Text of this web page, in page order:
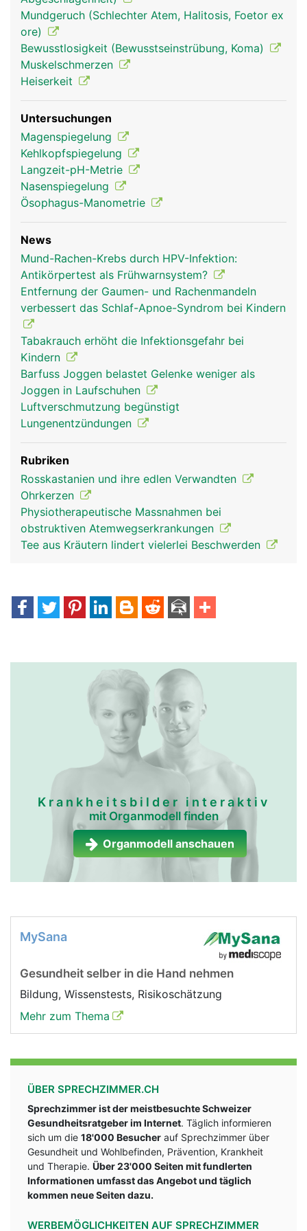
Mittelohr herstellt und für den Druckausgleich
beim Schlucken sorgt.
Rachen Frau
Rachen Mann
Mundgeruch (Schlechter Atem, Halitosis, Foetor ex
ore)
Bewusstlosigkeit (Bewusstseinstrübung, Koma)
Muskelschmerzen
Heiserkeit
Untersuchungen
Magenspiegelung
Kehlkopfspiegelung
Langzeit-pH-Metrie
Nasenspiegelung
Ösophagus-Manometrie
News
Mund-Rachen-Krebs durch HPV-Infektion:
Antikörpertest als Frühwarnsystem?
Entfernung der Gaumen- und Rachenmandeln
verbessert das Schlaf-Apnoe-Syndrom bei Kindern
Tabakrauch erhöht die Infektionsgefahr bei
Kindern
Barfuss Joggen belastet Gelenke weniger als
Joggen in Laufschuhen
Luftverschmutzung begünstigt
Lungenentzündungen
Rubriken
Rosskastanien und ihre edlen Verwandten
Ohrkerzen
Physiotherapeutische Massnahmen bei
obstruktiven Atemwegserkrankungen
Tee aus Kräutern lindert vielerlei Beschwerden
Krankheitsbilder interaktiv
mit Organmodell finden
Organmodell anschauen
MySana
Gesundheit selber in die Hand nehmen
Bildung, Wissenstests, Risikoschätzung
Mehr zum Thema
ÜBER SPRECHZIMMER.CH
Sprechzimmer ist der meistbesuchte Schweizer
Gesundheitsratgeber im Internet. Täglich informieren
sich um die 18'000 Besucher auf Sprechzimmer über
Gesundheit und Wohlbefinden, Prävention, Krankheit
und Therapie. Über 23'000 Seiten mit fundlerten
Informationen umfasst das Angebot und täglich
kommen neue Seiten dazu.
WERBEMÖGLICHKEITEN AUF SPRECHZIMMER